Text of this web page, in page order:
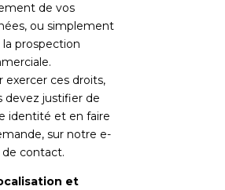
de vos
ou simplement
la prospection
exercer ces droits,
devez justifier de
identité et en faire
sur notre e-
de contact.
et